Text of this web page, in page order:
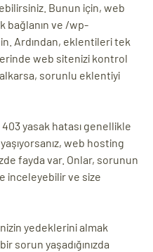
Bunun için, web
bağlanın ve /wp-
Ardından, eklentileri tek
web sitenizi kontrol
sorunlu eklentiyi
403 yasak hatası genellikle
web hosting
fayda var. Onlar, sorunun
inceleyebilir ve size
yedeklerini almak
sorun yaşadığınızda